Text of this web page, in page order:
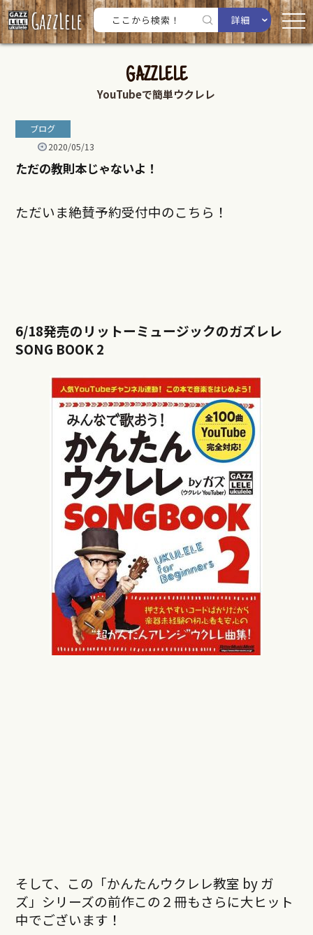
詳細
GAZZLELE
YouTubeで簡単ウクレレ
ブログ
2020/05/13
ただの教則本じゃないよ！
ただいま絶賛予約受付中のこちら！
6/18発売のリットーミュージックのガズレレ
SONG BOOK 2
そして、この「かんたんウクレレ教室 by ガ
ズ」シリーズの前作この２冊もさらに大ヒット
中でございます！